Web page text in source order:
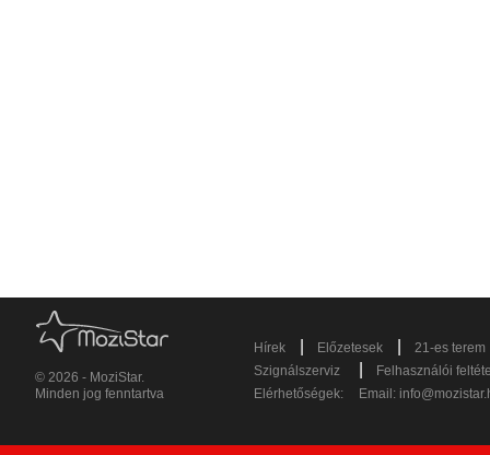
© 2026 - MoziStar.
Minden jog fenntartva
Hírek Előzetesek
21-es terem
Szignálszerviz
Felhasználói
Elérhetőségek:
Email: